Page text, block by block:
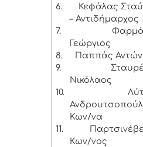
6.
Κεφάλας
– Αντιδήμαρχος
7.
Γεώργιος
8.
Παππάς
9.
Νικόλαος
10.
Κων/να
11.
Κων/νος